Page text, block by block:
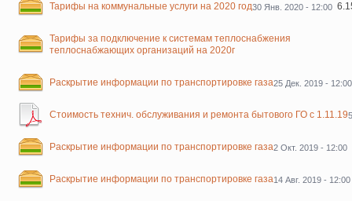
Тарифы на коммунальные услуги на 2020 год30 Янв. 2020 - 12:00
Тарифы за подключение к системам теплоснабжения
теплоснабжающих организаций на 2020г
Раскрытие информации по транспортировке газа25 Дек. 2019 - 12:00
Стоимость технич. обслуживания и ремонта бытового ГО с 1.11.19
Раскрытие информации по транспортировке газа2 Окт. 2019 - 12:00
Раскрытие информации по транспортировке газа14 Авг. 2019 - 12:00